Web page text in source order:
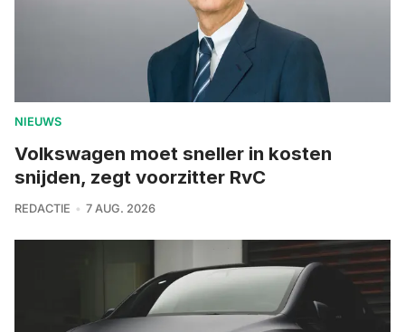
NIEUWS
Volkswagen moet sneller in kosten
snijden, zegt voorzitter RvC
REDACTIE 7 AUG. 2026